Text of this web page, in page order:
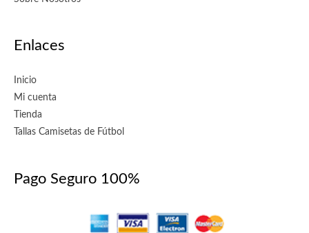
Enlaces
Inicio
Mi cuenta
Tienda
Tallas Camisetas de Fútbol
Pago Seguro 100%